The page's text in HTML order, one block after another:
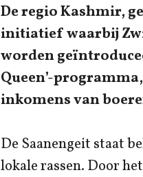
De regio Kashmir,
initiatief waarbij
worden
Queen’-
inkomens van
De Saanengeit staat
lokale rassen. Door